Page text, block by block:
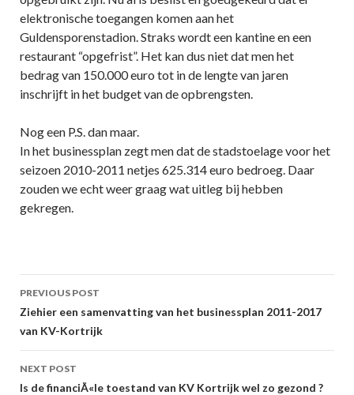
elektronische toegangen komen aan het
Guldensporenstadion. Straks wordt een kantine en een
restaurant “opgefrist”. Het kan dus niet dat men het
bedrag van 150.000 euro tot in de lengte van jaren
inschrijft in het budget van de opbrengsten.
Nog een P.S. dan maar.
In het businessplan zegt men dat de stadstoelage voor het
seizoen 2010-2011 netjes 625.314 euro bedroeg. Daar
zouden we echt weer graag wat uitleg bij hebben
gekregen.
Post
navigation
PREVIOUS POST
Ziehier een samenvatting van het businessplan 2011-2017
van KV-Kortrijk
NEXT POST
Is de financiÃ«le toestand van KV Kortrijk wel zo gezond ?